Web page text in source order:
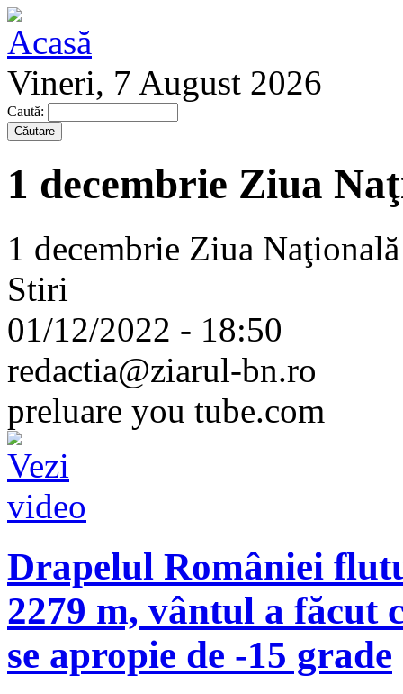
Vineri, 7 August 2026
Caută:
1 decembrie Ziua
1 decembrie Ziua
Stiri
01/12/2022 - 18:50
redactia@ziarul-bn.ro
preluare you tube.com
Drapelul României
2279 m, vântul a făcut
se apropie de -15 grade